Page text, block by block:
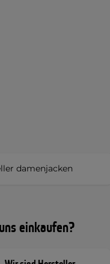
damenjacken
einkaufen?